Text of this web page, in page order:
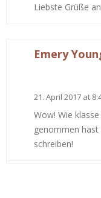
Liebste Grüße
Emery
21. April 2017 at
Wow! Wie
genommen
schreiben!